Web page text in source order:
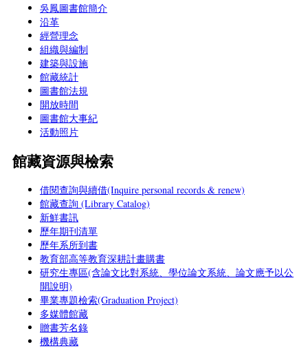
吳鳳圖書館簡介
沿革
經營理念
組織與編制
建築與設施
館藏統計
圖書館法規
開放時間
圖書館大事紀
活動照片
館藏資源與檢索
借閱查詢與續借(Inquire personal records & renew)
館藏查詢 (Library Catalog)
新鮮書訊
歷年期刊清單
歷年系所到書
教育部高等教育深耕計畫購書
研究生專區(含論文比對系統、學位論文系統、論文應予以公
開說明)
畢業專題檢索(Graduation Project)
多媒體館藏
贈書芳名錄
機構典藏